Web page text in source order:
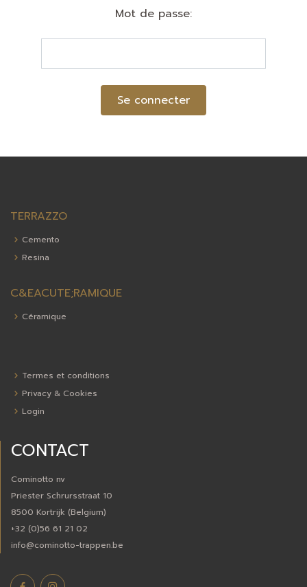
Mot de passe:
Se connecter
TERRAZZO
Cemento
Resina
C&EACUTE;RAMIQUE
Céramique
Termes et conditions
Privacy & Cookies
Login
CONTACT
Cominotto nv
Priester Schrursstraat 10
8500 Kortrijk (Belgium)
+32 (0)56 61 21 02
info@cominotto-trappen.be